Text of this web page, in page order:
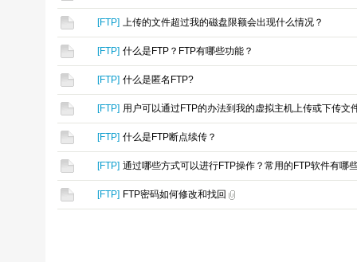
[FTP] 上传的文件超过我的磁盘限额会出现什么情况？
[FTP] 什么是FTP？FTP有哪些功能？
[FTP] 什么是匿名FTP?
[FTP] 用户可以通过FTP的办法到我的虚拟主机上传或下传文
[FTP] 什么是FTP断点续传？
[FTP] 通过哪些方式可以进行FTP操作？常用的FTP软件有哪
[FTP] FTP密码如何修改和找回